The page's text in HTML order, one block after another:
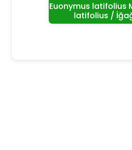
Euonymus latifolius
latifolius /